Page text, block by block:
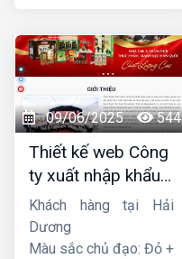
09/06/2025 544
Thiết kế web Công
ty xuất nhập khẩu
Thiên Thuận Phát
Khách hàng tại Hải
Dương
Màu sắc chủ đạo: Đỏ +